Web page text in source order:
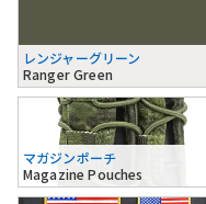
レンジャーグリーン
Ranger Green
マガジンポーチ
Magazine Pouches